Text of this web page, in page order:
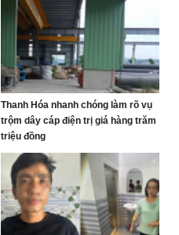
Thanh Hóa nhanh chóng làm rõ vụ
trộm dây cáp điện trị giá hàng trăm
triệu đồng